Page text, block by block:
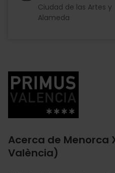
Ciudad de las Artes y
Alameda
Acerca de Menorca
València)
Imagen